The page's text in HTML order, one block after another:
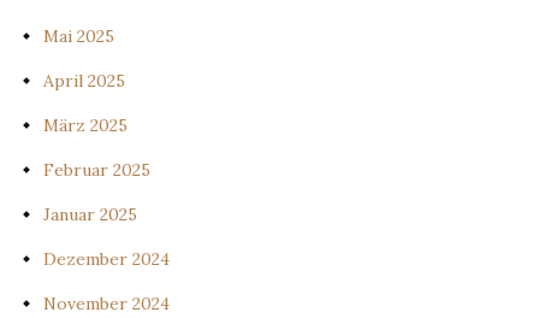
Mai 2025
April 2025
März 2025
Februar 2025
Januar 2025
Dezember 2024
November 2024